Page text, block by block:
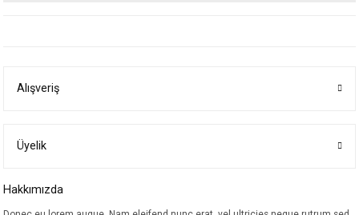
Ürün bilgilerinde hatalar bulunuyor.
Bu ürüne benzer farklı alternatifler olmalı.
Alışveriş
Üyelik
Hakkımızda